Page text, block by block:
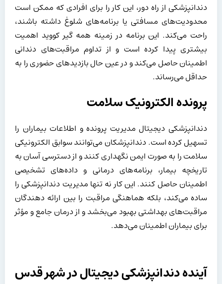
دندانپزشکی از راه دور، این کار را برای افرادی که ممکن است
محدودیت‌های مسافتی یا برنامه‌های شلوغ داشته باشند،
راحت می‌کند. این برنامه در زمینه همه گیر کووید اهمیت
بیشتری پیدا کرده است و از تداوم مراقبت‌های دندانی
اطمینان حاصل می‌کند و در عین حال بازدیدهای حضوری را به
حداقل می‌رساند.
پرونده الکترونیک سلامت
دندانپزشکی دیجیتال مدیریت پرونده و اطلاعات بیماران را
تسهیل کرده است. دندانپزشکان می‌توانند سوابق الکترونیکی
سلامت را به صورت ایمن نگهداری کنند و از دسترسی آسان به
تاریخچه بیمار، برنامه‌های درمانی و داده‌های تشخیصی
اطمینان حاصل کنند. این کار نه تنها مدیریت دندانپزشکی را
ساده می‌کند، بلکه هماهنگی مراقبت را بین ارائه دهندگان
مراقبت‌های بهداشتی بهبود می‌بخشد و از درمان جامع و مؤثر
برای بیماران اطمینان می‌دهد.
آینده دندانپزشکی دیجیتال در شهر قدس